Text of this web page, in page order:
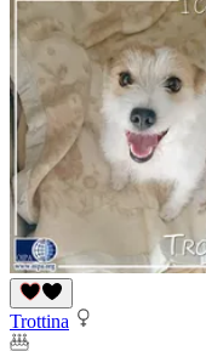
Trottina